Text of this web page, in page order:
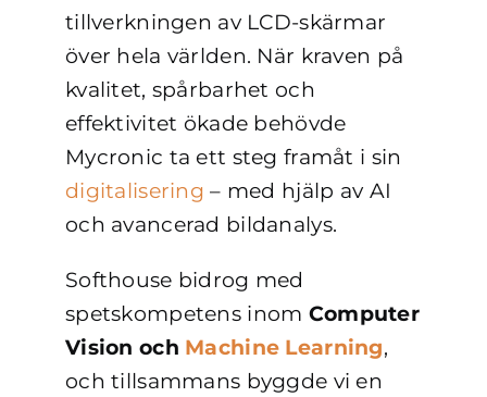
tillverkningen av LCD-skärmar
över hela världen. När kraven på
kvalitet, spårbarhet och
effektivitet ökade behövde
Mycronic ta ett steg framåt i sin
digitalisering – med hjälp av AI
och avancerad bildanalys.
Softhouse bidrog med
spetskompetens inom Computer
Vision och Machine Learning,
och tillsammans byggde vi en